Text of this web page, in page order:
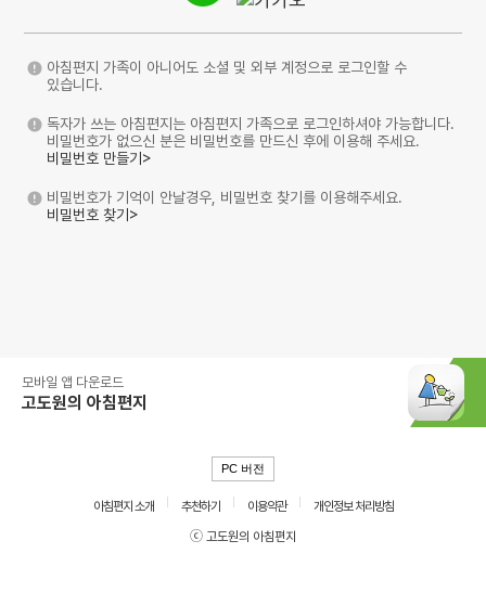
아침편지 가족이 아니어도 소셜 및 외부 계정으로 로그인할 수
있습니다.
독자가 쓰는 아침편지는 아침편지 가족으로 로그인하셔야 가능합니다.
비밀번호가 없으신 분은 비밀번호를 만드신 후에 이용해 주세요.
비밀번호 만들기>
비밀번호가 기억이 안날경우, 비밀번호 찾기를 이용해주세요.
비밀번호 찾기>
모바일 앱 다운로드
고도원의 아침편지
PC 버전
아침편지 소개 추천하기 이용약관
개인정보 처리방침
ⓒ 고도원의 아침편지